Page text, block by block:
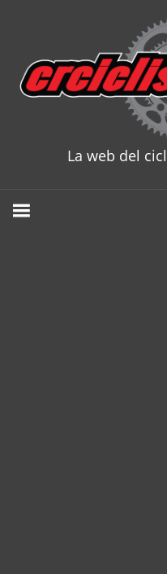
content
La web del